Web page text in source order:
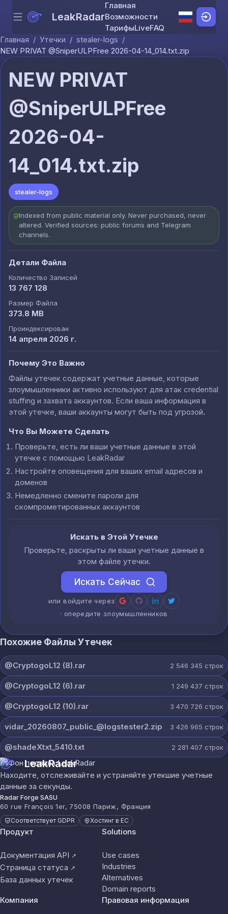
Skip to content
Menu LeakRadar
Главная
Возможности
ТарифыLiveFAQ
Главная / Утечки / stealer-logs /
NEW PRIVAT @SniperULPFree 2026-04-14_014.txt.zip
NEW PRIVAT
@SniperULPFree
2026-04-
14_014.txt.zip
stealer-logs
Indexed from public material only. Never purchased, never
altered. Verified sources: public forums and Telegram
channels.
Детали Файла
Количество Записей
13 767 128
Размер Файла
373.8 MB
Проиндексирован
14 апреля 2026 г.
Почему Это Важно
Файлы утечек содержат учетные данные, которые
злоумышленники активно используют для атак credential
stuffing и захвата аккаунтов. Если ваша информация в
этой утечке, ваши аккаунты могут быть под угрозой.
Что Вы Можете Сделать
Проверьте, есть ли ваши учетные данные в этой
утечке с помощью LeakRadar
Настройте оповещения для ваших email адресов и
доменов
Немедленно смените пароли для
скомпрометированных аккаунтов
Искать в Этой Утечке
Проверьте, раскрыты ли ваши учетные данные в
этом файле утечки.
Искать Сейчас
или войдите через
· опередите злоумышленников
Похожие Файлы Утечек
@CryptogoL12 (8).rar 2 546 345 строк
@CryptogoL12 (6).rar 1 249 437 строк
@CryptogoL12 (10).rar 3 470 726 строк
vidar_20260807_public_@logstester2.zip 3 426 965 строк
@shadeXtxt_5410.txt 2 281 407 строк
LeakRadar
Находите, отслеживайте и устраняйте утекшие учетные
данные за секунды.
Radar Forge SASU
60 rue François 1er, 75008 Париж, Франция
Соответствует GDPR Хостинг в ЕС
Продукт
Документация API ↗
Страница статуса ↗
База данных утечек
Solutions
Use cases
Industries
Alternatives
Domain reports
Компания
Правовая информация